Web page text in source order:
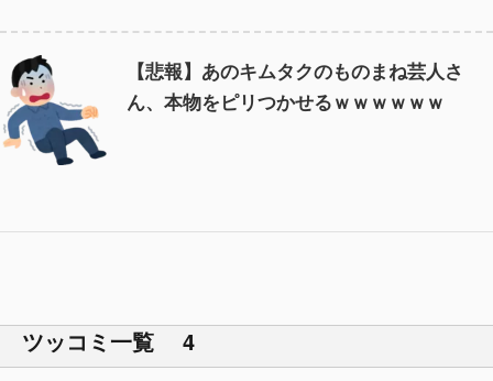
【悲報】あのキムタクのものまね芸人さ
ん、本物をピリつかせるｗｗｗｗｗｗ
ツッコミ一覧 4